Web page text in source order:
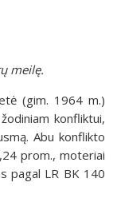
meilę.
(gim. 1964 m.)
konfliktui,
Abu konflikto
prom., moteriai
pagal LR BK 140